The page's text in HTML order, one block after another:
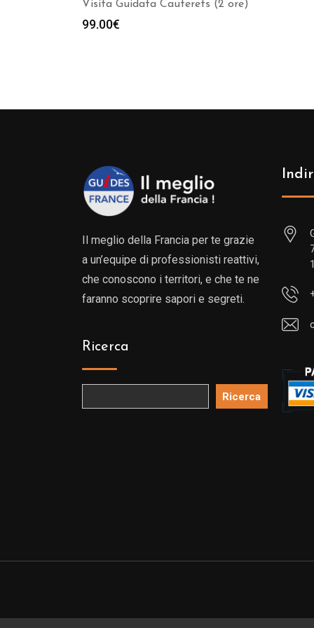
Visita Guidata Cauterets (2 ore)
99.00€
Il meglio della Francia per te grazie
a un’equipe di professionisti reattivi,
che conoscono i territori, e che te ne
faranno scoprire sapori e segreti.
Ricerca
Ricerca